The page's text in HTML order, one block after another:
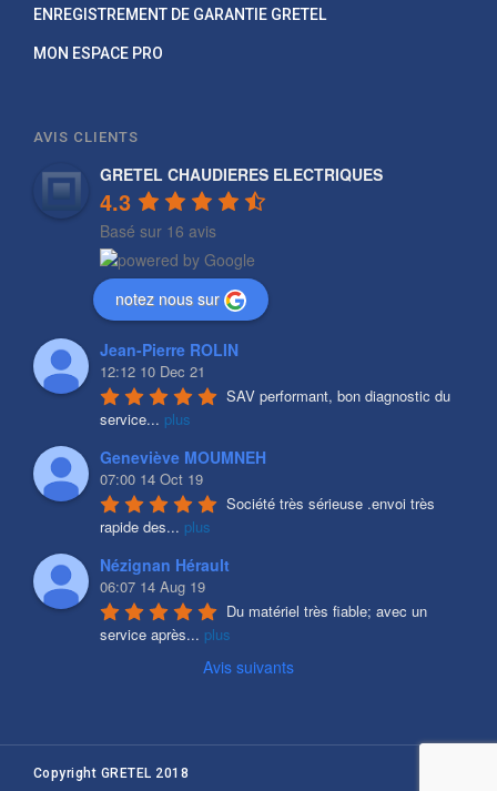
ENREGISTREMENT DE GARANTIE GRETEL
MON ESPACE PRO
AVIS CLIENTS
GRETEL CHAUDIERES ELECTRIQUES
4.3
Basé sur 16 avis
notez nous sur
Jean-Pierre ROLIN
12:12 10 Dec 21
SAV performant, bon diagnostic du
service... plus
Geneviève MOUMNEH
07:00 14 Oct 19
Société très sérieuse .envoi très
rapide des... plus
Nézignan Hérault
06:07 14 Aug 19
Du matériel très fiable; avec un
service après... plus
Avis suivants
Copyright GRETEL 2018